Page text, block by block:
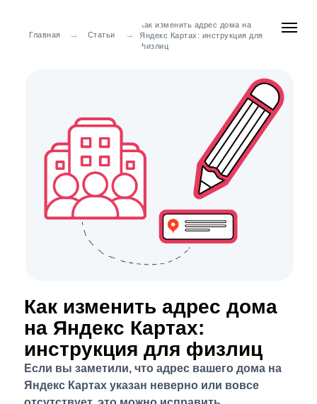
Статьи
Главная →
Как изменить адрес дома на
Яндекс Картах: инструкция для
физлиц
→
Как изменить адрес дома
на Яндекс Картах:
инструкция для физлиц
Если вы заметили, что адрес вашего дома на
Яндекс Картах указан неверно или вовсе